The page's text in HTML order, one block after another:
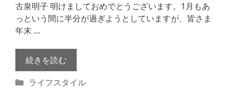
古泉明子 明けましておめでとうございます。1月もあ
っという間に半分が過ぎようとしていますが、皆さま
年末 …
続きを読む
カ
ライフスタイル